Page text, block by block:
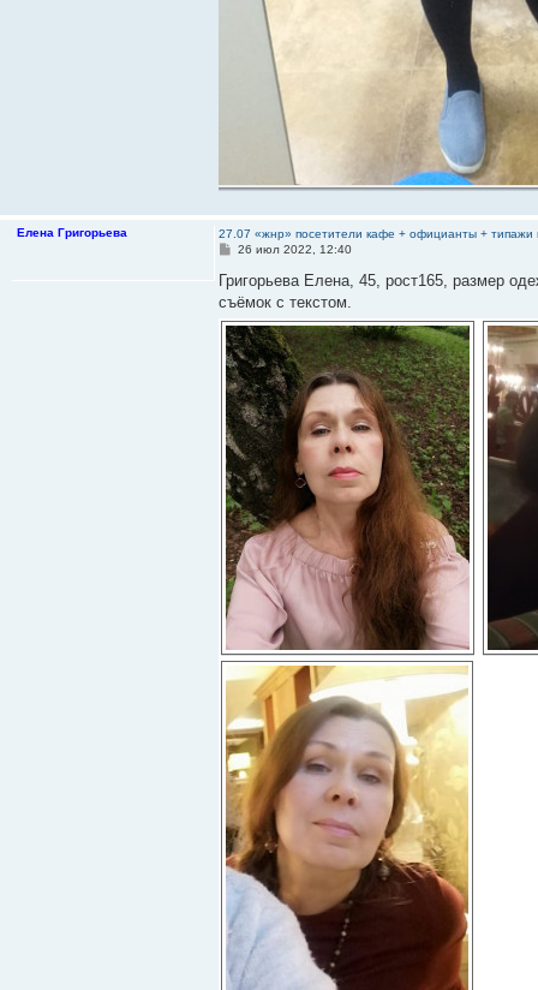
Елена Григорьева
27.07 «жнр» посетители кафе + официанты +
С
о
щ
е
н
и
е
26 июл 2022, 12:40
Григорьева Елена, 45, рост165, размер
съёмок с текстом.